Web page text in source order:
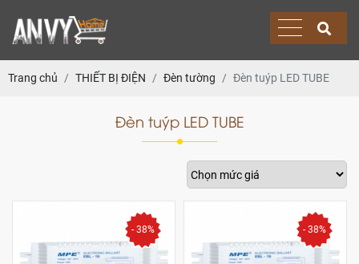
Trang chủ THIẾT BỊ ĐIỆN Đèn tường Đèn tuýp LED TUBE
Đèn tuýp LED TUBE
- 38% - 38%